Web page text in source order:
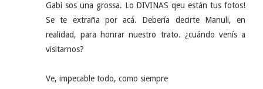
Gabi sos una grossa. Lo DIVINAS qeu están tus fotos!
Se te extraña por acá. Debería decirte Manuli, en
realidad, para honrar nuestro trato. ¿cuándo venís a
visitarnos?
Ve, impecable todo, como siempre